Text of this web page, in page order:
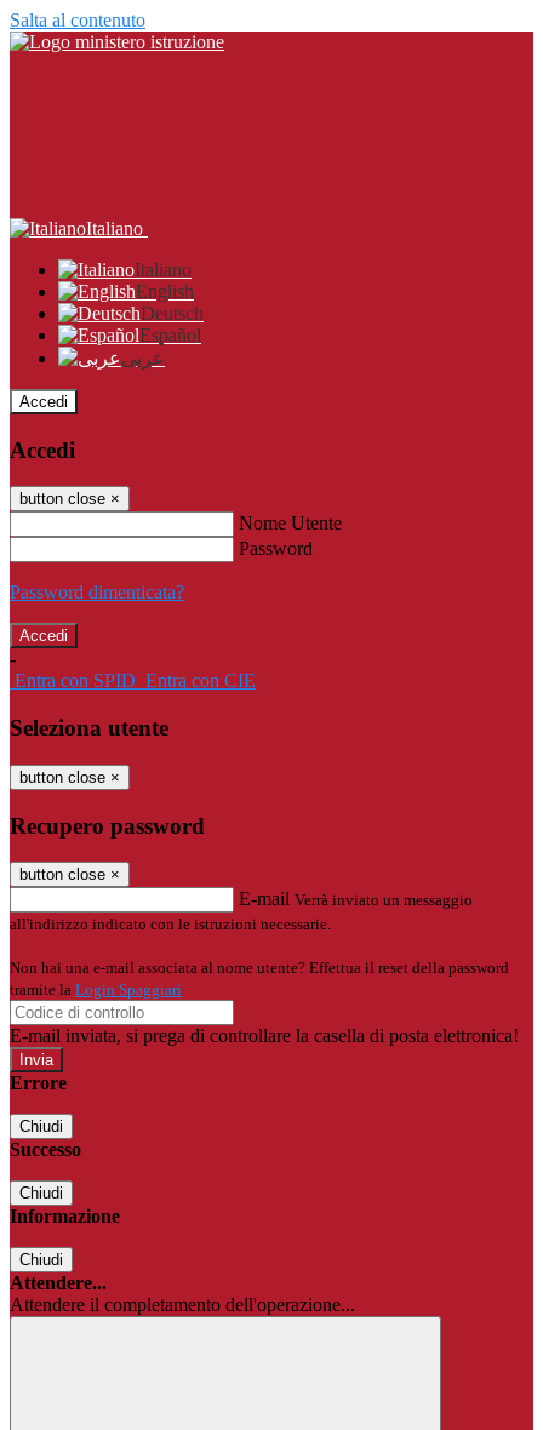
Salta al contenuto
Italiano
Italiano
English
Deutsch
Español
عربى
Accedi
Accedi
button close ×
Nome Utente
Password
Password dimenticata?
-
Entra con SPID Entra con CIE
Seleziona utente
button close ×
Recupero password
button close ×
E-mail Verrà inviato un messaggio
all'indirizzo indicato con le istruzioni necessarie.
Non hai una e-mail associata al nome utente? Effettua il reset della password
tramite la Login Spaggiari
E-mail inviata, si prega di controllare la casella di posta elettronica!
Errore
Chiudi
Successo
Chiudi
Informazione
Chiudi
Attendere...
Attendere il completamento dell'operazione...